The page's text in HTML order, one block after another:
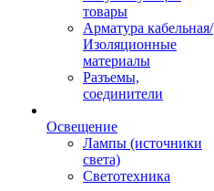
товары
Арматура кабельная/
Изоляционные
материалы
Разъемы,
соединители
Освещение
Лампы (источники
света)
Светотехника